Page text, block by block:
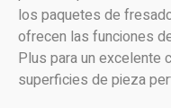
los paquetes de
ofrecen las funciones
Plus para un excelente
superficies de pieza